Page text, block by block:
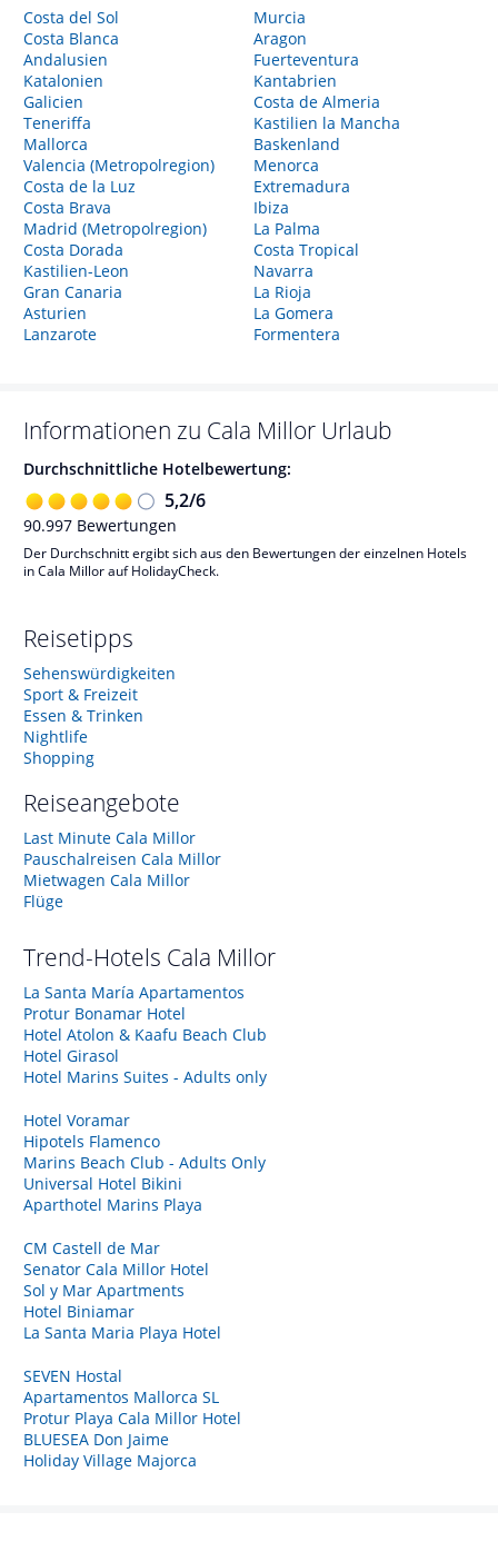
Costa del Sol
Costa Blanca
Andalusien
Katalonien
Galicien
Teneriffa
Mallorca
Valencia (Metropolregion)
Costa de la Luz
Costa Brava
Madrid (Metropolregion)
Costa Dorada
Kastilien-Leon
Gran Canaria
Asturien
Lanzarote
Murcia
Aragon
Fuerteventura
Kantabrien
Costa de Almeria
Kastilien la Mancha
Baskenland
Menorca
Extremadura
Ibiza
La Palma
Costa Tropical
Navarra
La Rioja
La Gomera
Formentera
Informationen zu Cala Millor Urlaub
Durchschnittliche Hotelbewertung:
5,2/6
90.997 Bewertungen
Der Durchschnitt ergibt sich aus den Bewertungen der einzelnen Hotels
in Cala Millor auf HolidayCheck.
Reisetipps
Sehenswürdigkeiten
Sport & Freizeit
Essen & Trinken
Nightlife
Shopping
Reiseangebote
Last Minute Cala Millor
Pauschalreisen Cala Millor
Mietwagen Cala Millor
Flüge
Trend-Hotels Cala Millor
La Santa María Apartamentos
Protur Bonamar Hotel
Hotel Atolon & Kaafu Beach Club
Hotel Girasol
Hotel Marins Suites - Adults only
Hotel Voramar
Hipotels Flamenco
Marins Beach Club - Adults Only
Universal Hotel Bikini
Aparthotel Marins Playa
CM Castell de Mar
Senator Cala Millor Hotel
Sol y Mar Apartments
Hotel Biniamar
La Santa Maria Playa Hotel
SEVEN Hostal
Apartamentos Mallorca SL
Protur Playa Cala Millor Hotel
BLUESEA Don Jaime
Holiday Village Majorca